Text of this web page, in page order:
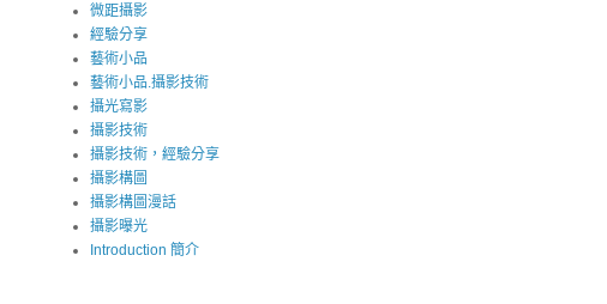
微距攝影
經驗分享
藝術小品
藝術小品.攝影技術
攝光寫影
攝影技術
攝影技術，經驗分享
攝影構圖
攝影構圖漫話
攝影曝光
Introduction 簡介